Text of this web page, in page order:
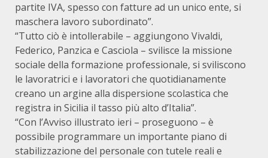
partite IVA, spesso con fatture ad un unico ente, si
maschera lavoro subordinato”.
“Tutto ciò è intollerabile – aggiungono Vivaldi,
Federico, Panzica e Casciola – svilisce la missione
sociale della formazione professionale, si sviliscono
le lavoratrici e i lavoratori che quotidianamente
creano un argine alla dispersione scolastica che
registra in Sicilia il tasso più alto d’Italia”.
“Con l’Avviso illustrato ieri – proseguono – è
possibile programmare un importante piano di
stabilizzazione del personale con tutele reali e